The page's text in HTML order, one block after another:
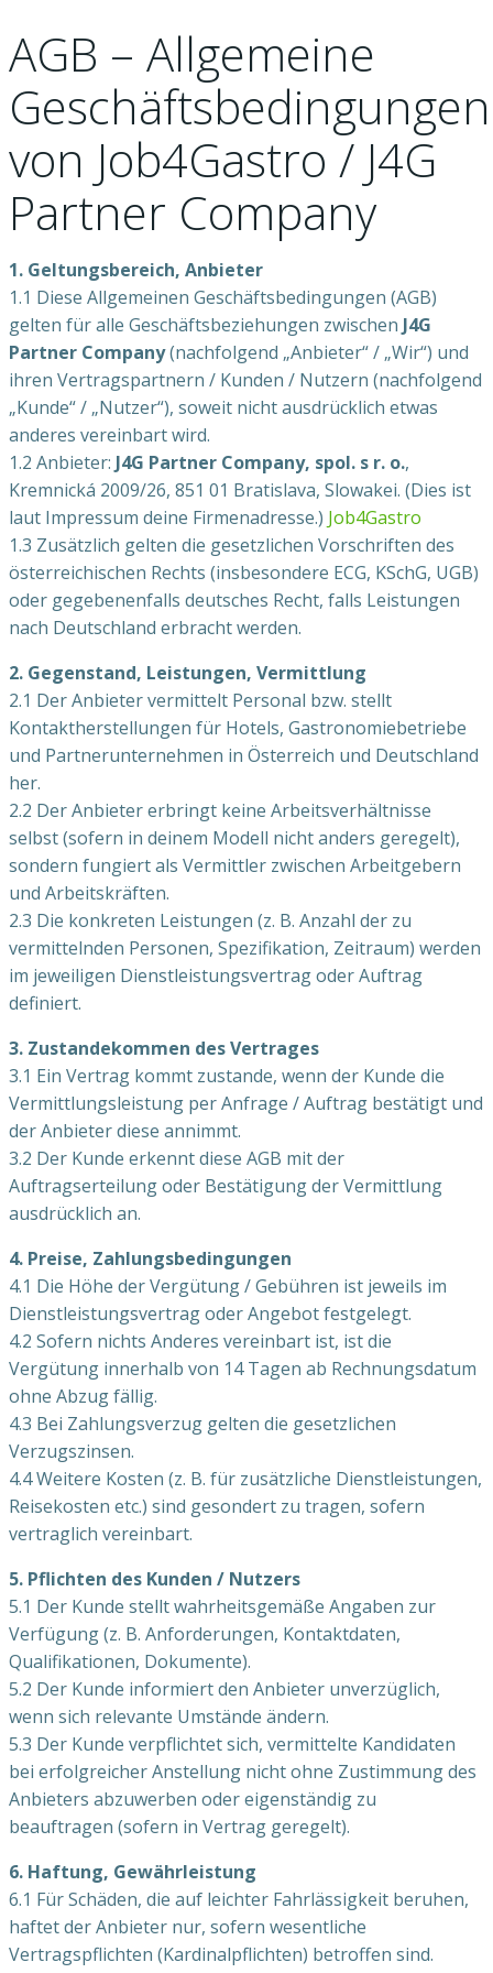
AGB – Allgemeine
Geschäftsbedingungen
von Job4Gastro / J4G
Partner Company
1. Geltungsbereich, Anbieter
1.1 Diese Allgemeinen Geschäftsbedingungen (AGB)
gelten für alle Geschäftsbeziehungen zwischen J4G
Partner Company(nachfolgend „Anbieter“ / „Wir“) und
ihren Vertragspartnern / Kunden / Nutzern (nachfolgend
„Kunde“ / „Nutzer“), soweit nicht ausdrücklich etwas
anderes vereinbart wird.
1.2 Anbieter: J4G Partner Company, spol. s r. o.,
Kremnická 2009/26, 851 01 Bratislava, Slowakei. (Dies ist
laut Impressum deine Firmenadresse.) Job4Gastro
1.3 Zusätzlich gelten die gesetzlichen Vorschriften des
österreichischen Rechts (insbesondere ECG, KSchG, UGB)
oder gegebenenfalls deutsches Recht, falls Leistungen
nach Deutschland erbracht werden.
2. Gegenstand, Leistungen, Vermittlung
2.1 Der Anbieter vermittelt Personal bzw. stellt
Kontaktherstellungen für Hotels, Gastronomiebetriebe
und Partnerunternehmen in Österreich und Deutschland
her.
2.2 Der Anbieter erbringt keine Arbeitsverhältnisse
selbst (sofern in deinem Modell nicht anders geregelt),
sondern fungiert als Vermittler zwischen Arbeitgebern
und Arbeitskräften.
2.3 Die konkreten Leistungen (z. B. Anzahl der zu
vermittelnden Personen, Spezifikation, Zeitraum) werden
im jeweiligen Dienstleistungsvertrag oder Auftrag
definiert.
3. Zustandekommen des Vertrages
3.1 Ein Vertrag kommt zustande, wenn der Kunde die
Vermittlungsleistung per Anfrage / Auftrag bestätigt und
der Anbieter diese annimmt.
3.2 Der Kunde erkennt diese AGB mit der
Auftragserteilung oder Bestätigung der Vermittlung
ausdrücklich an.
4. Preise, Zahlungsbedingungen
4.1 Die Höhe der Vergütung / Gebühren ist jeweils im
Dienstleistungsvertrag oder Angebot festgelegt.
4.2 Sofern nichts Anderes vereinbart ist, ist die
Vergütung innerhalb von 14 Tagen ab Rechnungsdatum
ohne Abzug fällig.
4.3 Bei Zahlungsverzug gelten die gesetzlichen
Verzugszinsen.
4.4 Weitere Kosten (z. B. für zusätzliche Dienstleistungen,
Reisekosten etc.) sind gesondert zu tragen, sofern
vertraglich vereinbart.
5. Pflichten des Kunden / Nutzers
5.1 Der Kunde stellt wahrheitsgemäße Angaben zur
Verfügung (z. B. Anforderungen, Kontaktdaten,
Qualifikationen, Dokumente).
5.2 Der Kunde informiert den Anbieter unverzüglich,
wenn sich relevante Umstände ändern.
5.3 Der Kunde verpflichtet sich, vermittelte Kandidaten
bei erfolgreicher Anstellung nicht ohne Zustimmung des
Anbieters abzuwerben oder eigenständig zu
beauftragen (sofern in Vertrag geregelt).
6. Haftung, Gewährleistung
6.1 Für Schäden, die auf leichter Fahrlässigkeit beruhen,
haftet der Anbieter nur, sofern wesentliche
Vertragspflichten (Kardinalpflichten) betroffen sind.